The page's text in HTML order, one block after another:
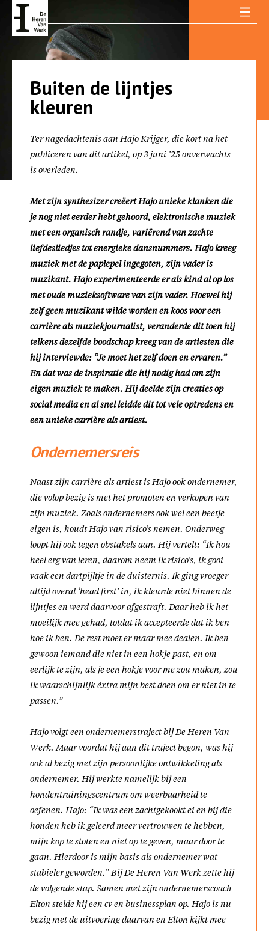
Skip
content
Buiten de lijntjes
kleuren
Ter nagedachtenis aan Hajo Krijger, die ⁠kort na het
publiceren van dit artikel, op 3 juni ’25 onverwachts
is overleden.
Met zijn synthesizer creëert Hajo unieke klanken die
je nog niet eerder hebt gehoord, elektronische muziek
met een organisch randje, variërend van zachte
liefdesliedjes tot energieke dansnummers. Hajo kreeg
muziek met de paplepel ingegoten, zijn vader is
muzikant. Hajo experimenteerde er als kind al op los
met oude muzieksoftware van zijn vader. Hoewel hij
zelf geen muzikant wilde worden en koos voor een
carrière als muziekjournalist, veranderde dit toen hij
telkens dezelfde boodschap kreeg van de artiesten die
hij interviewde: “Je moet het zelf doen en ervaren.”
En dat was de inspiratie die hij nodig had om zijn
eigen muziek te maken. Hij deelde zijn creaties op
social media en al snel leidde dit tot vele optredens en
een unieke carrière als artiest.
Ondernemersreis
Naast zijn carrière als artiest is Hajo ook ondernemer,
die volop bezig is met het promoten en verkopen van
zijn muziek. Zoals ondernemers ook wel een beetje
eigen is, houdt Hajo van risico’s nemen. Onderweg
loopt hij ook tegen obstakels aan. Hij vertelt: “Ik hou
heel erg van leren, daarom neem ik risico’s, ik gooi
vaak een dartpijltje in de duisternis. Ik ging vroeger
altijd overal ‘head first’ in, ik kleurde niet binnen de
lijntjes en werd daarvoor afgestraft. Daar heb ik het
moeilijk mee gehad, totdat ik accepteerde dat ik ben
hoe ik ben. De rest moet er maar mee dealen. Ik ben
gewoon iemand die niet in een hokje past, en om
eerlijk te zijn, als je een hokje voor me zou maken, zou
ik waarschijnlijk éxtra mijn best doen om er niet in te
passen.”
Hajo volgt een ondernemerstraject bij De Heren Van
Werk. Maar voordat hij aan dit traject begon, was hij
ook al bezig met zijn persoonlijke ontwikkeling als
ondernemer. Hij werkte namelijk bij een
hondentrainingscentrum om weerbaarheid te
oefenen. Hajo: “Ik was een zachtgekookt ei en bij die
honden heb ik geleerd meer vertrouwen te hebben,
mijn kop te stoten en niet op te geven, maar door te
gaan. Hierdoor is mijn basis als ondernemer wat
stabieler geworden.” Bij De Heren Van Werk zette hij
de volgende stap. Samen met zijn ondernemerscoach
Elton stelde hij een cv en businessplan op. Hajo is nu
bezig met de uitvoering daarvan en Elton kijkt mee